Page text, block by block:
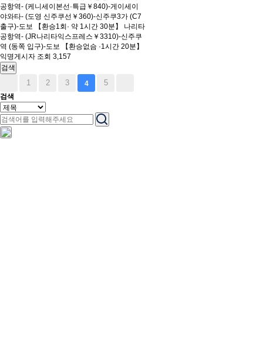
공항역- (케니세이본선·특급￥840)-게이세이
야와타- (도영 신주쿠선￥360)-신주쿠3가 (C7
출구)-도보 【환승1회· 약 1시간 30분】 나리타
공항역- (JR나리타익스프레스￥3310)-신주쿠
역 (동쪽 입구)-도보 【환승없슴 ·1시간 20분】
익명게시자 조회 3,157
검색
1 2 3 4 5
검색